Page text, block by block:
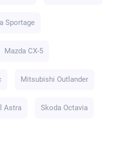
Sportage
Mazda CX-5
Mitsubishi Outlander
Astra Skoda Octavia